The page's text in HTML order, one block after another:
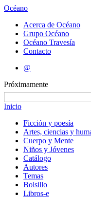
Océano
Acerca de Océano
Grupo Océano
Océano Travesía
Contacto
@
Próximamente
Inicio
Ficción y poesía
Artes, ciencias y
Cuerpo y Mente
Niños y Jóvenes
Catálogo
Autores
Temas
Bolsillo
Libros-e